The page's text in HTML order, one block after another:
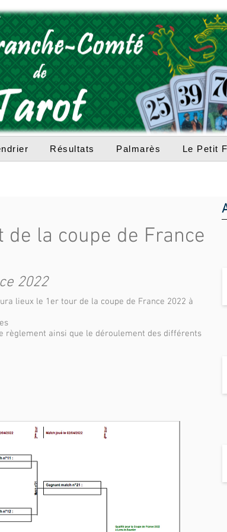
Résultats Palmarès Le Petit
de la coupe de France
2022
lieux le 1er tour de la coupe de France 2022 à
règlement ainsi que le déroulement des différents